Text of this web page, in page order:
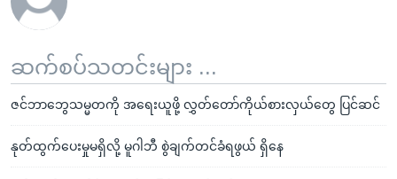
ဆက်စပ်သတင်းများ ...
ဇင်ဘာဘွေသမ္မတကို အရေးယူဖို့ လွှတ်တော်ကိုယ်စားလှယ်တွေ ပြင်ဆင်
နုတ်ထွက်ပေးမှုမရှိလို့ မူဂါဘီ စွဲချက်တင်ခံရဖွယ် ရှိနေ